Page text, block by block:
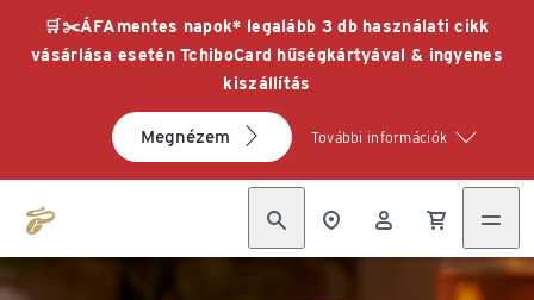
🛒✂️ÁFAmentes napok* legalább 3 db használati cikk
vásárlása esetén TchiboCard hűségkártyával & ingyenes
kiszállítás
Megnézem További információk